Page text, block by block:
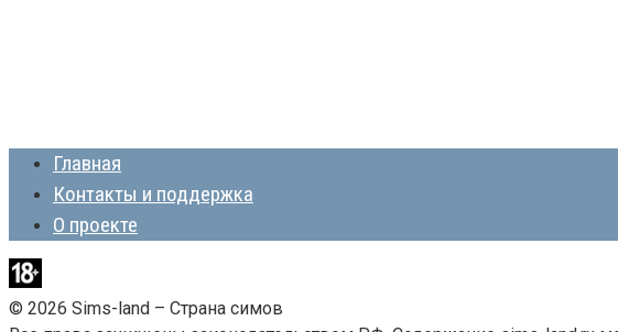
Главная
Контакты и поддержка
О проекте
© 2026 Sims-land – Страна симов